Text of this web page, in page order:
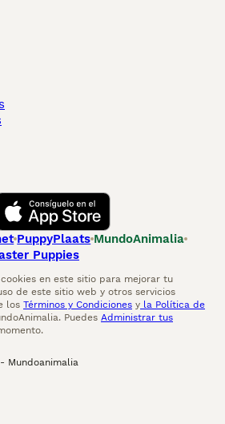
PuppyPlaats MundoAnimalia
Puppies
en este sitio para mejorar tu
de este sitio web y otros servicios
los Términos y Condiciones y la Política de
Puedes Administrar tus
- Mundoanimalia